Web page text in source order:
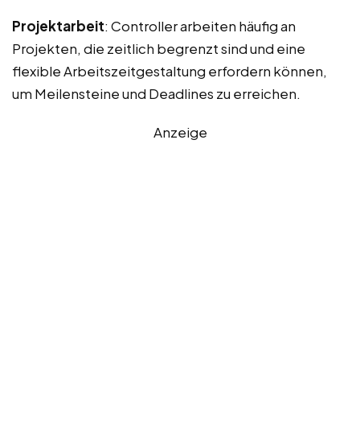
Projektarbeit: Controller arbeiten häufig an
Projekten, die zeitlich begrenzt sind und eine
flexible Arbeitszeitgestaltung erfordern können,
um Meilensteine und Deadlines zu erreichen.
Anzeige